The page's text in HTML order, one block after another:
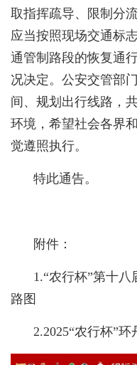
取指挥疏导、限制分
应当按照现场交通标
通管制路段的恢复通
况决定。公安交管部
间、规划出行线路，
环境，希望社会各界
觉遵照执行。
特此通告。
附件：
1.“农行杯”第十
路图
2.2025“农行杯”